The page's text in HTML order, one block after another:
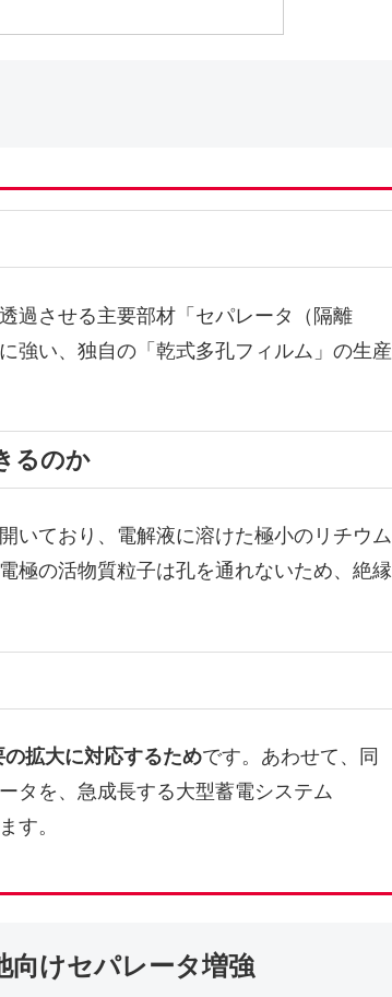
過させる主要部材「セパレータ（隔離
強い、独自の「乾式多孔フィルム」の生産
るのか
いており、電解液に溶けた極小のリチウム
極の活物質粒子は孔を通れないため、絶縁
拡大に対応するためです。あわせて、同
タを、急成長する大型蓄電システム
す。
向けセパレータ増強